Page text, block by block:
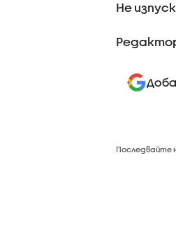
Не
Последвайте